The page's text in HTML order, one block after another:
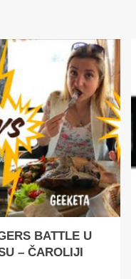
BATTLE U
– ČAROLIJI